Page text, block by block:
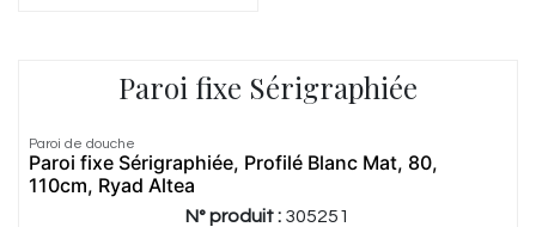
Paroi fixe Sérigraphiée
Paroi de douche
Paroi fixe Sérigraphiée, Profilé Blanc Mat, 80,
110cm, Ryad Altea
N° produit : 305251